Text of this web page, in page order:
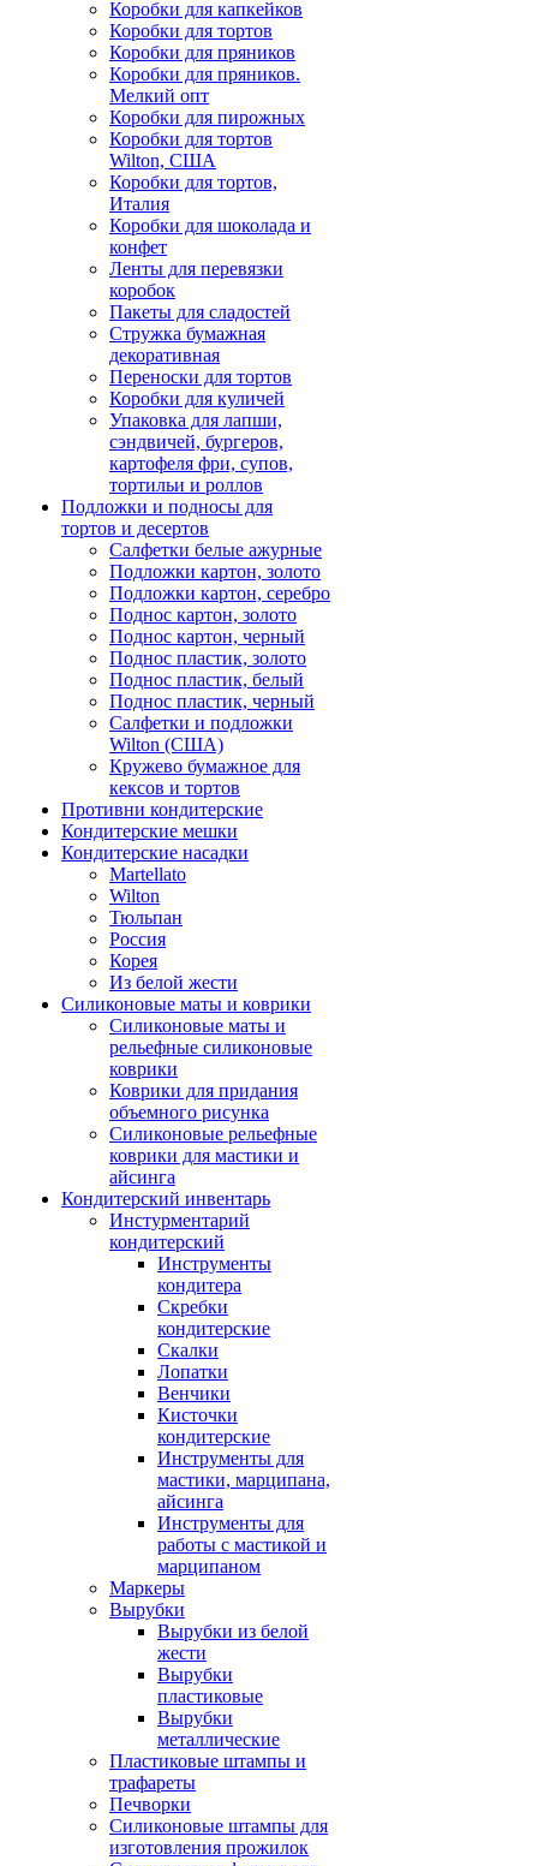
Коробки для капкейков
Коробки для тортов
Коробки для пряников
Коробки для пряников.
Мелкий опт
Коробки для пирожных
Коробки для тортов
Wilton, США
Коробки для тортов,
Италия
Коробки для шоколада и
конфет
Ленты для перевязки
коробок
Пакеты для сладостей
Стружка бумажная
декоративная
Переноски для тортов
Коробки для куличей
Упаковка для лапши,
сэндвичей, бургеров,
картофеля фри, супов,
тортильи и роллов
Подложки и подносы для
тортов и десертов
Салфетки белые ажурные
Подложки картон, золото
Подложки картон, серебро
Поднос картон, золото
Поднос картон, черный
Поднос пластик, золото
Поднос пластик, белый
Поднос пластик, черный
Салфетки и подложки
Wilton (США)
Кружево бумажное для
кексов и тортов
Противни кондитерские
Кондитерские мешки
Кондитерские насадки
Martellato
Wilton
Тюльпан
Россия
Корея
Из белой жести
Силиконовые маты и коврики
Силиконовые маты и
рельефные силиконовые
коврики
Коврики для придания
объемного рисунка
Силиконовые рельефные
коврики для мастики и
айсинга
Кондитерский инвентарь
Инстурментарий
кондитерский
Инструменты
кондитера
Скребки
кондитерские
Скалки
Лопатки
Венчики
Кисточки
кондитерские
Инструменты для
мастики, марципана,
айсинга
Инструменты для
работы с мастикой и
марципаном
Маркеры
Вырубки
Вырубки из белой
жести
Вырубки
пластиковые
Вырубки
металлические
Пластиковые штампы и
трафареты
Печворки
Силиконовые штампы для
изготовления прожилок